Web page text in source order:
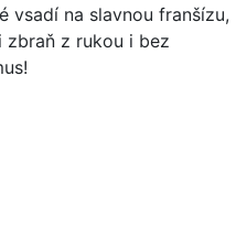
vsadí na slavnou franšízu,
z rukou i bez